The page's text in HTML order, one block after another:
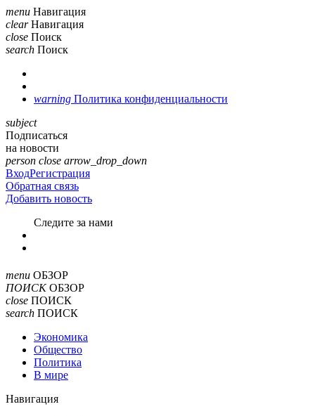
menu Навигация
clear Навигация
close Поиск
search Поиск
warning Политика конфиденциальности
subject
Подписаться
на новости
person close arrow_drop_down
ВходРегистрация
Обратная связь
Добавить новость
Cледите за нами
menu ОБЗОР
ПОИСК ОБЗОР
close ПОИСК
search ПОИСК
Экономика
Общество
Политика
В мире
Навигация